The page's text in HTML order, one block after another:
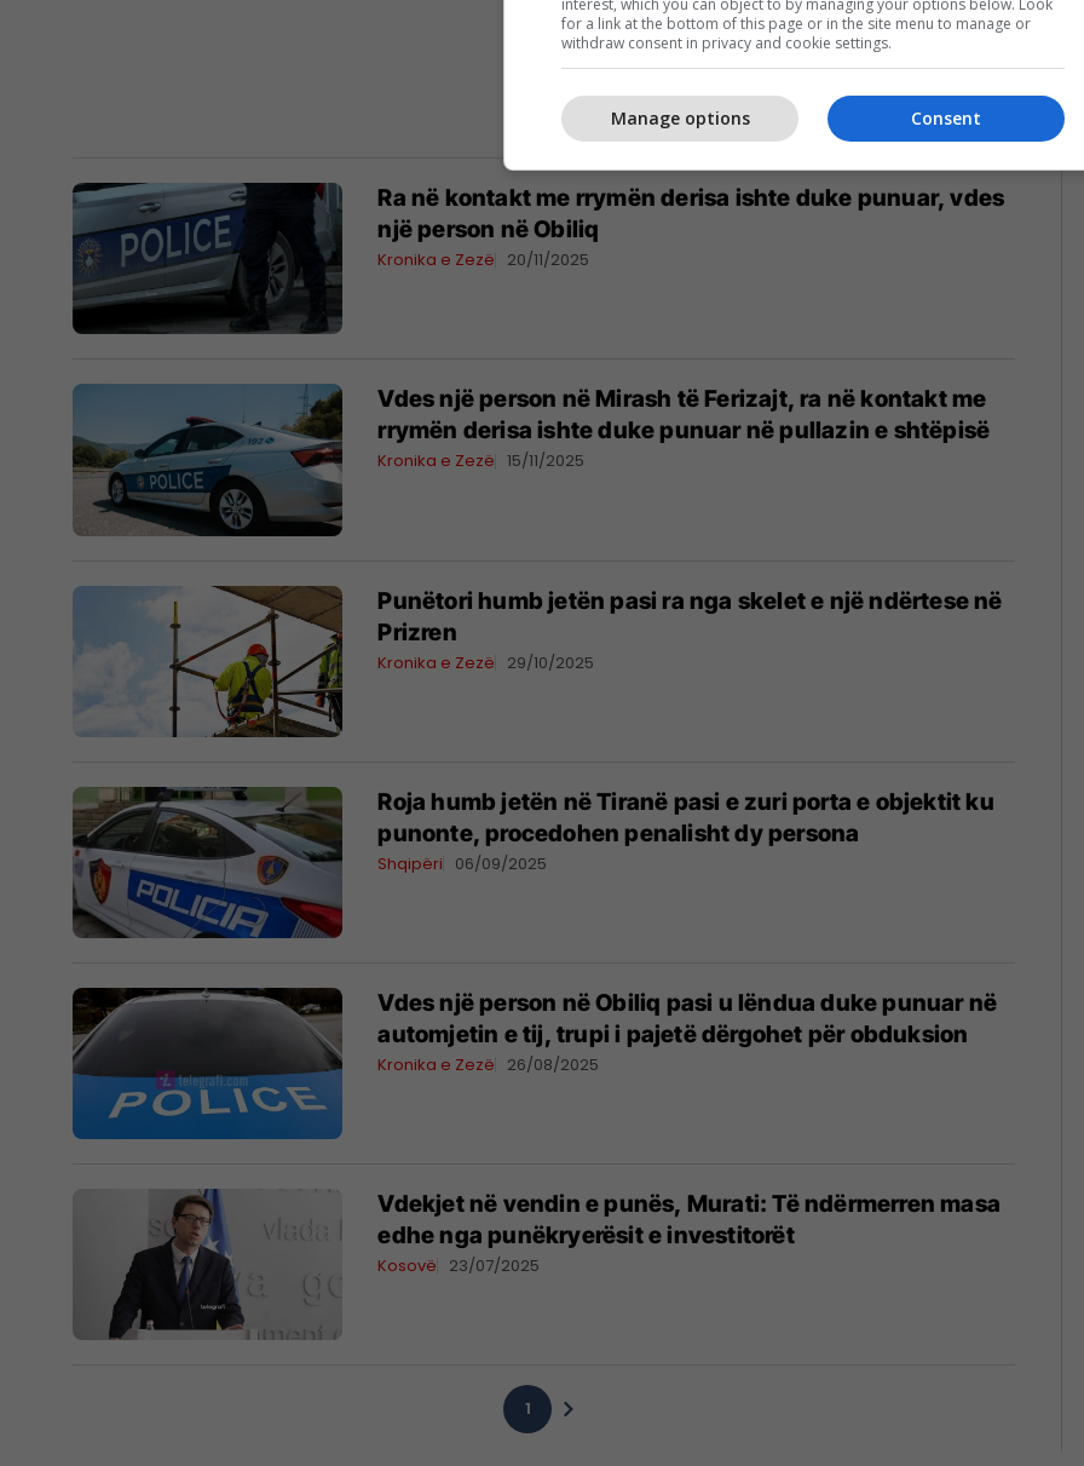
Ra në kontakt me rrymën derisa ishte duke punuar, vdes
një person në Obiliq
Kronika e Zezë 20/11/2025
Vdes një person në Mirash të Ferizajt, ra në kontakt me
rrymën derisa ishte duke punuar në pullazin e shtëpisë
Kronika e Zezë 15/11/2025
Punëtori humb jetën pasi ra nga skelet e një ndërtese në
Prizren
Kronika e Zezë 29/10/2025
Roja humb jetën në Tiranë pasi e zuri porta e objektit ku
punonte, procedohen penalisht dy persona
Shqipëri 06/09/2025
Vdes një person në Obiliq pasi u lëndua duke punuar në
automjetin e tij, trupi i pajetë dërgohet për obduksion
Kronika e Zezë 26/08/2025
Vdekjet në vendin e punës, ​Murati: Të ndërmerren masa
edhe nga punëkryerësit e investitorët
Kosovë 23/07/2025
1
for a link at the bottom of this page or in the site menu to manage or
withdraw consent in privacy and cookie settings.
Consent
Manage options